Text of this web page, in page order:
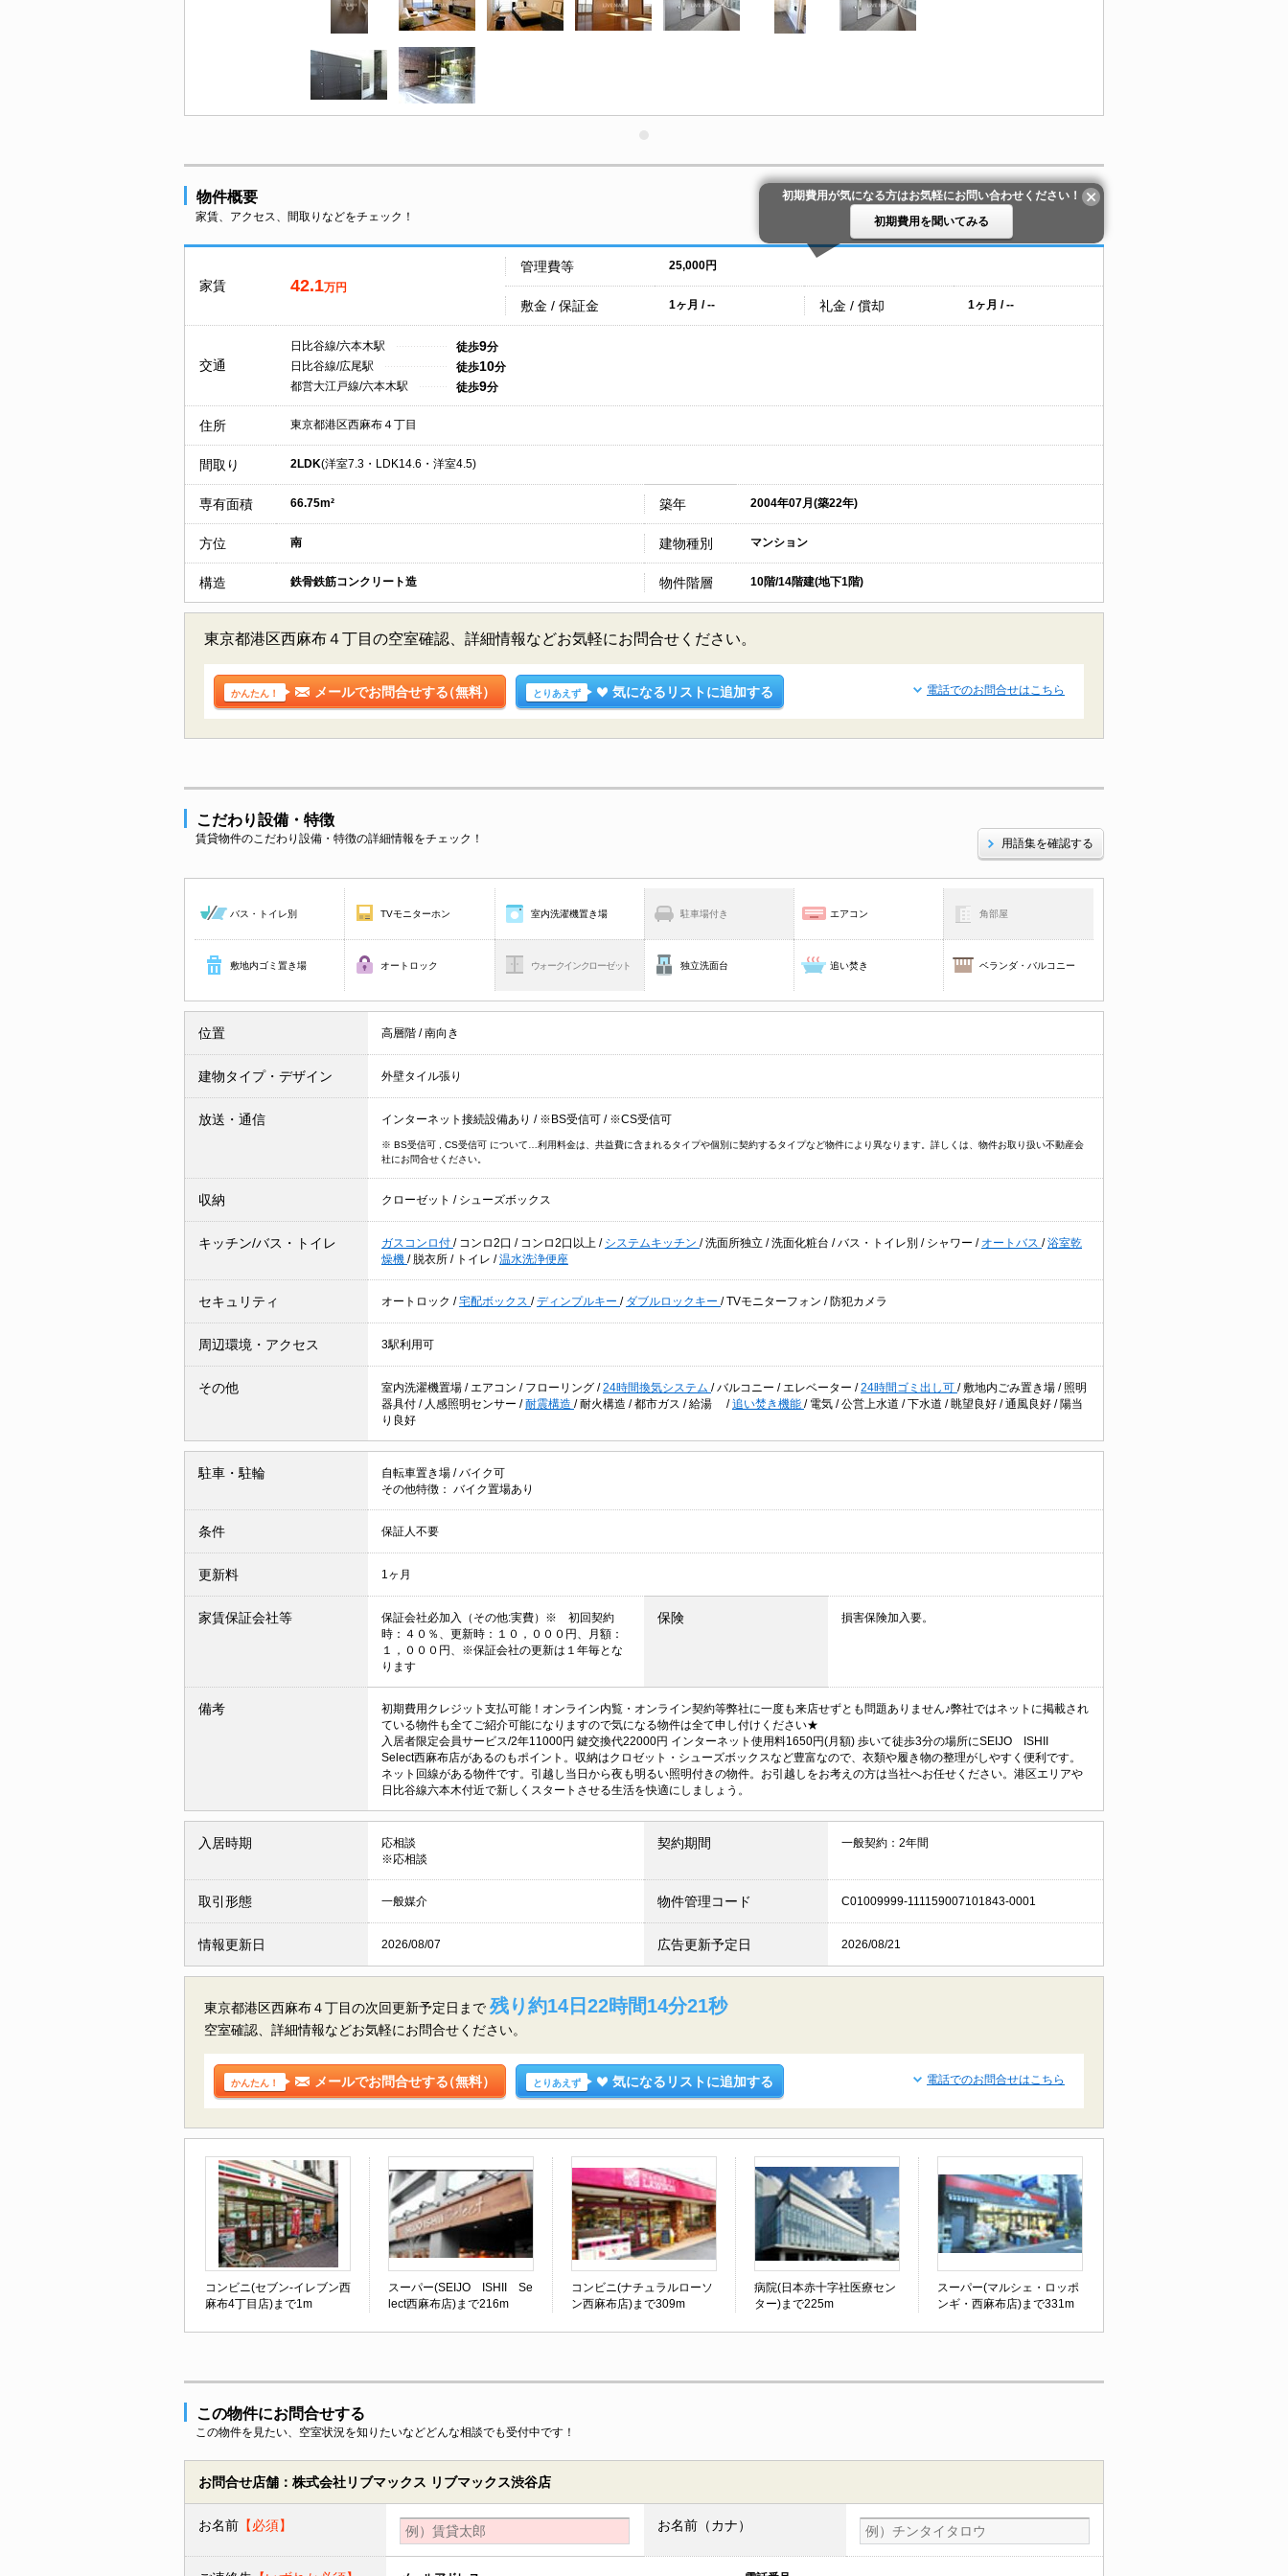
物件概要
家賃、アクセス、間取りなどをチェック！
初期費用が気になる方はお気軽にお問い合わせください！
初期費用を聞いてみる
家賃 42.1万円
管理費等 25,000円
敷金 / 保証金 1ヶ月 / -- 礼金 / 償却 1ヶ月 / --
交通
日比谷線/六本木駅 徒歩9分
日比谷線/広尾駅
徒歩10分
都営大江戸線/六本木駅
徒歩9分
住所 東京都港区西麻布４丁目
間取り 2LDK(洋室7.3・LDK14.6・洋室4.5)
専有面積 66.75m² 築年 2004年07月(築22年)
方位 南 建物種別 マンション
構造 鉄骨鉄筋コンクリート造 物件階層 10階/14階建(地下1階)
東京都港区西麻布４丁目の空室確認、詳細情報などお気軽にお問合せください。
かんたん！ メールでお問合せする（無料） とりあえず 気になるリストに追加する 電話でのお問合せはこちら
こだわり設備・特徴
賃貸物件のこだわり設備・特徴の詳細情報をチェック！ 用語集を確認する
バス・トイレ別 TVモニターホン 室内洗濯機置き場 駐車場付き エアコン 角部屋
敷地内ゴミ置き場 オートロック ウォークインクローゼット 独立洗面台 追い焚き ベランダ・バルコニー
位置 高層階 /南向き
建物タイプ・デザイン 外壁タイル張り
放送・通信 インターネット接続設備あり / ※BS受信可 / ※CS受信可
※ BS受信可 , CS受信可 について…利用料金は、共益費に含まれるタイプや個別に契約するタイプなど物件により異なります。詳しくは、物件お取り扱い不動産会
社にお問合せください。
収納 クローゼット / シューズボックス
キッチン/バス・トイレ ガスコンロ付 / コンロ2口 / コンロ2口以上 / システムキッチン /洗面所独立 /洗面化粧台 /バス・トイレ別 / シャワー / オートバス /浴室乾
燥機 / 脱衣所 / トイレ /温水洗浄便座
セキュリティ オートロック /宅配ボックス /ディンプルキー / ダブルロックキー /TVモニターフォン / 防犯カメラ
周辺環境・アクセス 3駅利用可
その他 室内洗濯機置場 / エアコン / フローリング /24時間換気システム /バルコニー / エレベーター /24時間ゴミ出し可 /敷地内ごみ置き場 / 照明
器具付 / 人感照明センサー /耐震構造 /耐火構造 /都市ガス /給湯 /追い焚き機能 / 電気 /公営上水道 /下水道 / 眺望良好 /通風良好 / 陽当
り良好
駐車・駐輪 自転車置き場 /バイク可
その他特徴： バイク置場あり
条件 保証人不要
更新料 1ヶ月
家賃保証会社等
保証会社必加入（その他:実費）※ 初回契約
時：４０％、更新時：１０，０００円、月額：
１，０００円、※保証会社の更新は１年毎とな
ります
保険 損害保険加入要。
備考
初期費用クレジット支払可能！オンライン内覧・オンライン契約等弊社に一度も来店せずとも問題ありません♪弊社ではネットに掲載され
ている物件も全てご紹介可能になりますので気になる物件は全て申し付けください★
入居者限定会員サービス/2年11000円 鍵交換代22000円 インターネット使用料1650円(月額) 歩いて徒歩3分の場所にSEIJO ISHII
Select西麻布店があるのもポイント。収納はクロゼット・シューズボックスなど豊富なので、衣類や履き物の整理がしやすく便利です。
ネット回線がある物件です。引越し当日から夜も明るい照明付きの物件。お引越しをお考えの方は当社へお任せください。港区エリアや
日比谷線六本木付近で新しくスタートさせる生活を快適にしましょう。
入居時期
応相談
※応相談
契約期間 一般契約：2年間
取引形態 一般媒介 物件管理コード C01009999-111159007101843-0001
情報更新日 2026/08/07 広告更新予定日 2026/08/21
東京都港区西麻布４丁目の次回更新予定日まで 残り約14日22時間14分20秒
空室確認、詳細情報などお気軽にお問合せください。
かんたん！ メールでお問合せする（無料） とりあえず 気になるリストに追加する 電話でのお問合せはこちら
コンビニ(セブン-イレブン西
麻布4丁目店)まで1m
スーパー(SEIJO ISHII Se
lect西麻布店)まで216m
コンビニ(ナチュラルローソ
ン西麻布店)まで309m
病院(日本赤十字社医療セン
ター)まで225m
スーパー(マルシェ・ロッポ
ンギ・西麻布店)まで331m
この物件にお問合せする
この物件を見たい、空室状況を知りたいなどどんな相談でも受付中です！
お問合せ店舗：株式会社リブマックス リブマックス渋谷店
お名前 【必須】 お名前（カナ）